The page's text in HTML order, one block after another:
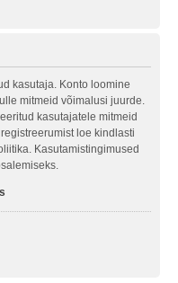
kasutaja. Konto loomine
mitmeid võimalusi juurde.
kasutajatele mitmeid
loe kindlasti
Kasutamistingimused